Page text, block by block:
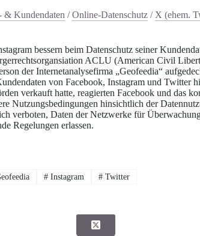
& Kundendaten /Online-Datenschutz / X (ehem.
bessern beim Datenschutz seiner
ACLU (American Civil
der Internetanalysefirma „Geofeedia“
von Facebook, Instagram und Twitter
verkauft hatte, reagierten Facebook und das
Nutzungsbedingungen hinsichtlich der
verboten, Daten der Netzwerke für
Regelungen erlassen.
# Instagram # Twitter